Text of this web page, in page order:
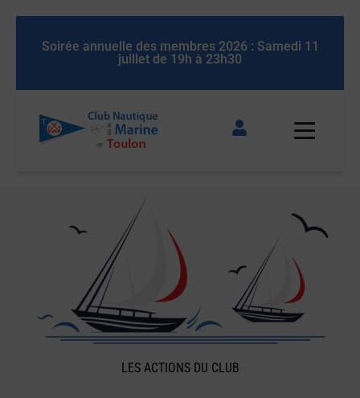
Soirée annuelle des membres 2026 : Samedi 11
juillet de 19h à 23h30
LES ACTIONS DU CLUB